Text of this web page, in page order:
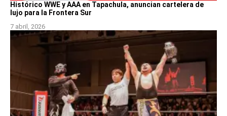
Histórico WWE y AAA en Tapachula, anuncian cartelera de
lujo para la Frontera Sur
7 abril, 2026